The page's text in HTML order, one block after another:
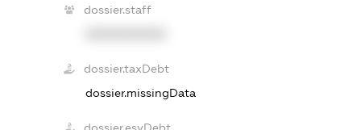
dossier.staff
dossier.taxDebt
dossier.missingData